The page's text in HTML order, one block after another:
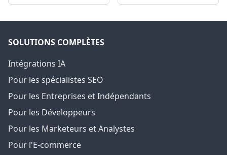
SOLUTIONS COMPLÈTES
Intégrations IA
Pour les spécialistes SEO
Pour les Entreprises et Indépendants
Pour les Développeurs
Pour les Marketeurs et Analystes
Pour l'E-commerce